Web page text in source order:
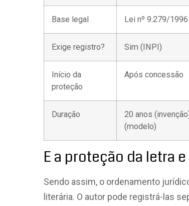
Base legal Lei nº 9.279/1996
Exige registro? Sim (INPI)
Início da
proteção
Após concessão
Duração
20 anos
(modelo)
E a proteção da letra
Sendo assim, o ordenamento
literária. O autor pode registrá-las